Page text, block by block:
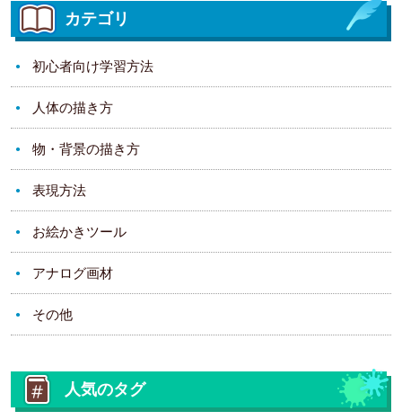
カテゴリ
初心者向け学習方法
人体の描き方
物・背景の描き方
表現方法
お絵かきツール
アナログ画材
その他
人気のタグ